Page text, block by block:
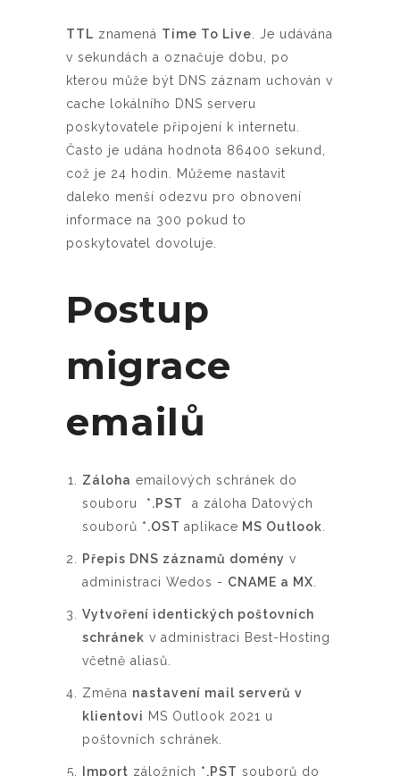
TTL znamená Time To Live . Je udávána
v sekundách a označuje dobu, po
kterou může být DNS záznam uchován v
cache lokálního DNS serveru
poskytovatele připojení k internetu.
Často je udána hodnota 86400 sekund,
což je 24 hodin. Můžeme nastavit
daleko menší odezvu pro obnovení
informace na 300 pokud to
poskytovatel dovoluje.
Postup
migrace
emailů
Záloha emailových schránek do
souboru *.PST
a záloha Datových
souborů *.OSTaplikace MS Outlook
Přepis DNS záznamů domény v
administraci Wedos - CNAME a MX
Vytvoření identických poštovních
schránek v administraci Best-Hosting
včetně aliasů.
Změna nastavení mail serverů v
klientovi MS Outlook 2021 u
poštovních schránek.
Import záložních *.PST souborů do